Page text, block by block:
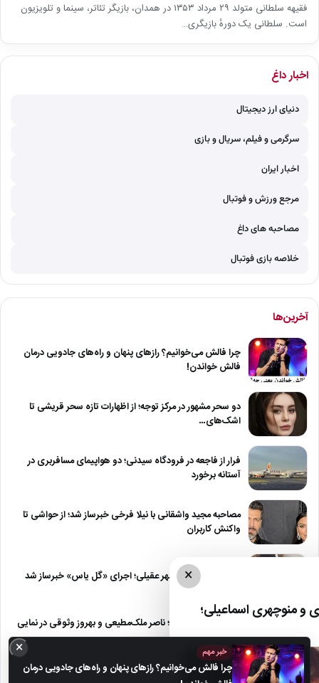
فقیهه سلطانی متولد ۲۹ مرداد ۱۳۵۳ در همدان، بازیگر تئاتر، سینما و تلویزیون
است. سلطانی یک دورهٔ بازیگری…
اخبار داغ
دنیای ارز دیجیتال
سرگرمی و فیلم، سریال و بازی
اخبار ایران
مرجع ورزش و فوتبال
مصاحبه های داغ
خلاصه بازی فوتبال
آخرین‌ها
چرا فالش می‌خوانیم؟ رازهای پنهان و راه‌های جادویی درمان
فالش خواندن!
دو سحر مشهور در مرکز توجه؛ از اظهارات تازه سحر قریشی تا
اشک‌های…
فرار از فاجعه در فرودگاه سیدنی؛ دو هواپیمای مسافربری در
آستانه برخورد
مصاحبه مجید واشقانی با نیلا فرخی خبرساز شد؛ از حواشی تا
واکنش کاربران
شایعه بازگشت شادمهر عقیلی؛ اجرای «گل یاس» خبرساز شد
عکس | سفر در زمان؛ ناصر ملک‌مطیعی و بهروز وثوقی در نمایی
از…
×
منوچهری اسماعیلی؛
×
خبر مهم
چرا فالش می‌خوانیم؟ رازهای پنهان و راه‌های جادویی درمان